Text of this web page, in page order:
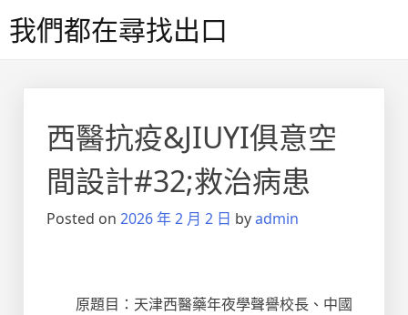
to我們都在尋找出口
西醫抗疫&JIUYI俱意空
間設計#32;救治病患
Posted on 2026 年 2 月 2 日 byadmin
原題目：天津西醫藥年夜學聲譽校長、中國